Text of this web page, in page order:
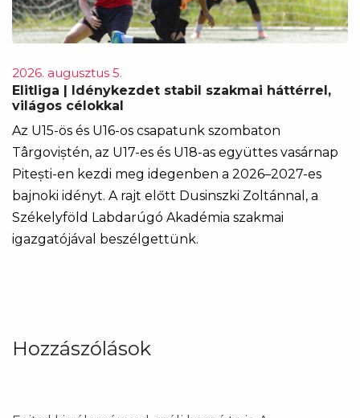
2026. augusztus 5.
Elitliga | Idénykezdet stabil szakmai háttérrel,
világos célokkal
Az U15-ös és U16-os csapatunk szombaton
Târgoviștén, az U17-es és U18-as együttes vasárnap
Pitești-en kezdi meg idegenben a 2026–2027-es
bajnoki idényt. A rajt előtt Dusinszki Zoltánnal, a
Székelyföld Labdarúgó Akadémia szakmai
igazgatójával beszélgettünk.
Hozzászólások